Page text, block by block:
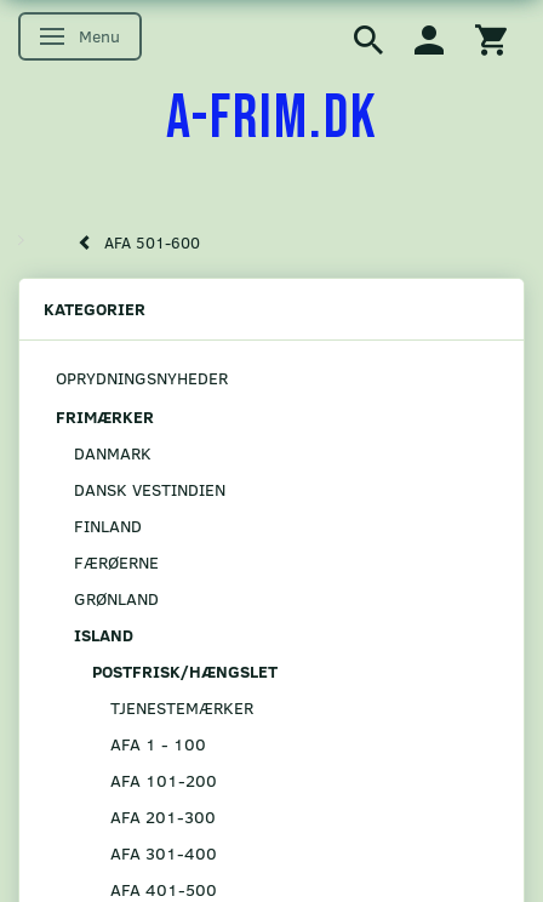
Skifte navigation
Menu
A-FRIM.DK
AFA 501-600
KATEGORIER
OPRYDNINGSNYHEDER
FRIMÆRKER
DANMARK
DANSK VESTINDIEN
FINLAND
FÆRØERNE
GRØNLAND
ISLAND
POSTFRISK/HÆNGSLET
TJENESTEMÆRKER
AFA 1 - 100
AFA 101-200
AFA 201-300
AFA 301-400
AFA 401-500